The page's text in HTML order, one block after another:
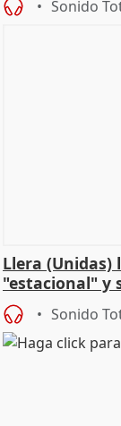
Sonido
Llera (Unidas)
"estacional" y
Sonido